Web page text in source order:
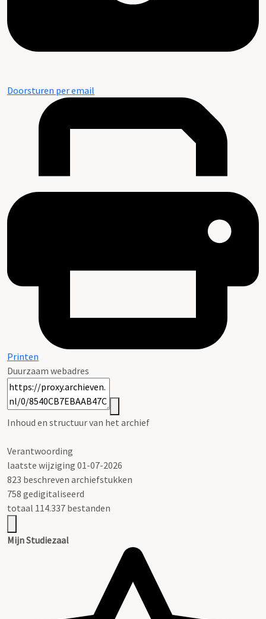
Doorsturen per email
Printen
Duurzaam webadres
Inhoud en structuur van het archief
Verantwoording
laatste wijziging 01-07-2026
823 beschreven archiefstukken
758 gedigitaliseerd
totaal 114.337 bestanden
Mijn Studiezaal